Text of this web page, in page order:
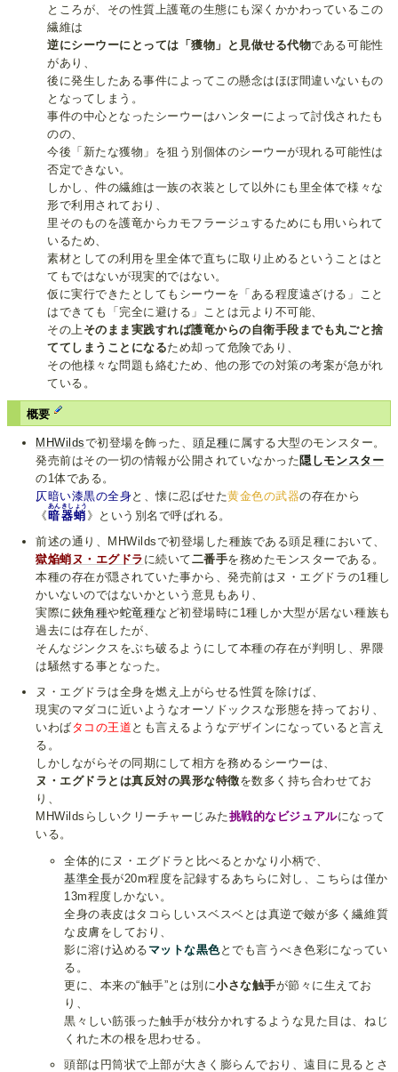
ところが、その性質上護竜の生態にも深くかかわっているこの
繊維は
逆にシーウーにとっては「獲物」と見做せる代物である可能性
があり、
後に発生したある事件によってこの懸念はほぼ間違いないもの
となってしまう。
事件の中心となったシーウーはハンターによって討伐されたも
のの、
今後「新たな獲物」を狙う別個体のシーウーが現れる可能性は
否定できない。
しかし、件の繊維は一族の衣装として以外にも里全体で様々な
形で利用されており、
里そのものを護竜からカモフラージュするためにも用いられて
いるため、
素材としての利用を里全体で直ちに取り止めるということはと
てもではないが現実的ではない。
仮に実行できたとしてもシーウーを「ある程度遠ざける」こと
はできても「完全に避ける」ことは元より不可能、
その上そのまま実践すれば護竜からの自衛手段までも丸ごと捨
ててしまうことになるため却って危険であり、
その他様々な問題も絡むため、他の形での対策の考案が急がれ
ている。
概要
MHWildsで初登場を飾った、頭足種に属する大型のモンスター。
発売前はその一切の情報が公開されていなかった 隠しモンスター
の1体である。
仄暗い漆黒の全身と、懐に忍ばせた黄金色の武器の存在から
《暗器蛸
あんきしょう
》という別名で呼ばれる。
前述の通り、MHWildsで初登場した種族である頭足種において、
獄焔蛸ヌ・エグドラ に続いて二番手を務めたモンスターである。
本種の存在が隠されていた事から、発売前はヌ・エグドラの1種し
かいないのではないかという意見もあり、
実際に鋏角種や蛇竜種など初登場時に1種しか大型が居ない種族も
過去には存在したが、
そんなジンクスをぶち破るようにして本種の存在が判明し、界隈
は騒然する事となった。
ヌ・エグドラは全身を燃え上がらせる性質を除けば、
現実のマダコに近いようなオーソドックスな形態を持っており、
いわばタコの王道 とも言えるようなデザインになっていると言え
る。
しかしながらその同期にして相方を務めるシーウーは、
ヌ・エグドラとは真反対の異形な特徴を数多く持ち合わせてお
り、
MHWildsらしいクリーチャーじみた挑戦的なビジュアルになって
いる。
全体的にヌ・エグドラと比べるとかなり小柄で、
基準全長が20m程度を記録するあちらに対し、こちらは僅か
13m程度しかない。
全身の表皮はタコらしいスベスベとは真逆で皴が多く繊維質
な皮膚をしており、
影に溶け込める マットな黒色とでも言うべき色彩になってい
る。
更に、本来の“触手”とは別に小さな触手が節々に生えてお
り、
黒々しい筋張った触手が枝分かれするような見た目は、ねじ
くれた木の根を思わせる。
頭部は円筒状で上部が大きく膨らんでおり、遠目に見るとさ